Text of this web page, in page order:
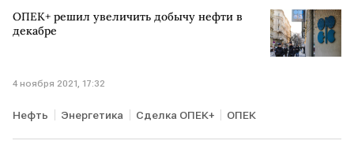
ОПЕК+ решил увеличить добычу нефти в
декабре
4 ноября 2021, 17:32
Нефть Энергетика Сделка ОПЕК+ ОПЕК